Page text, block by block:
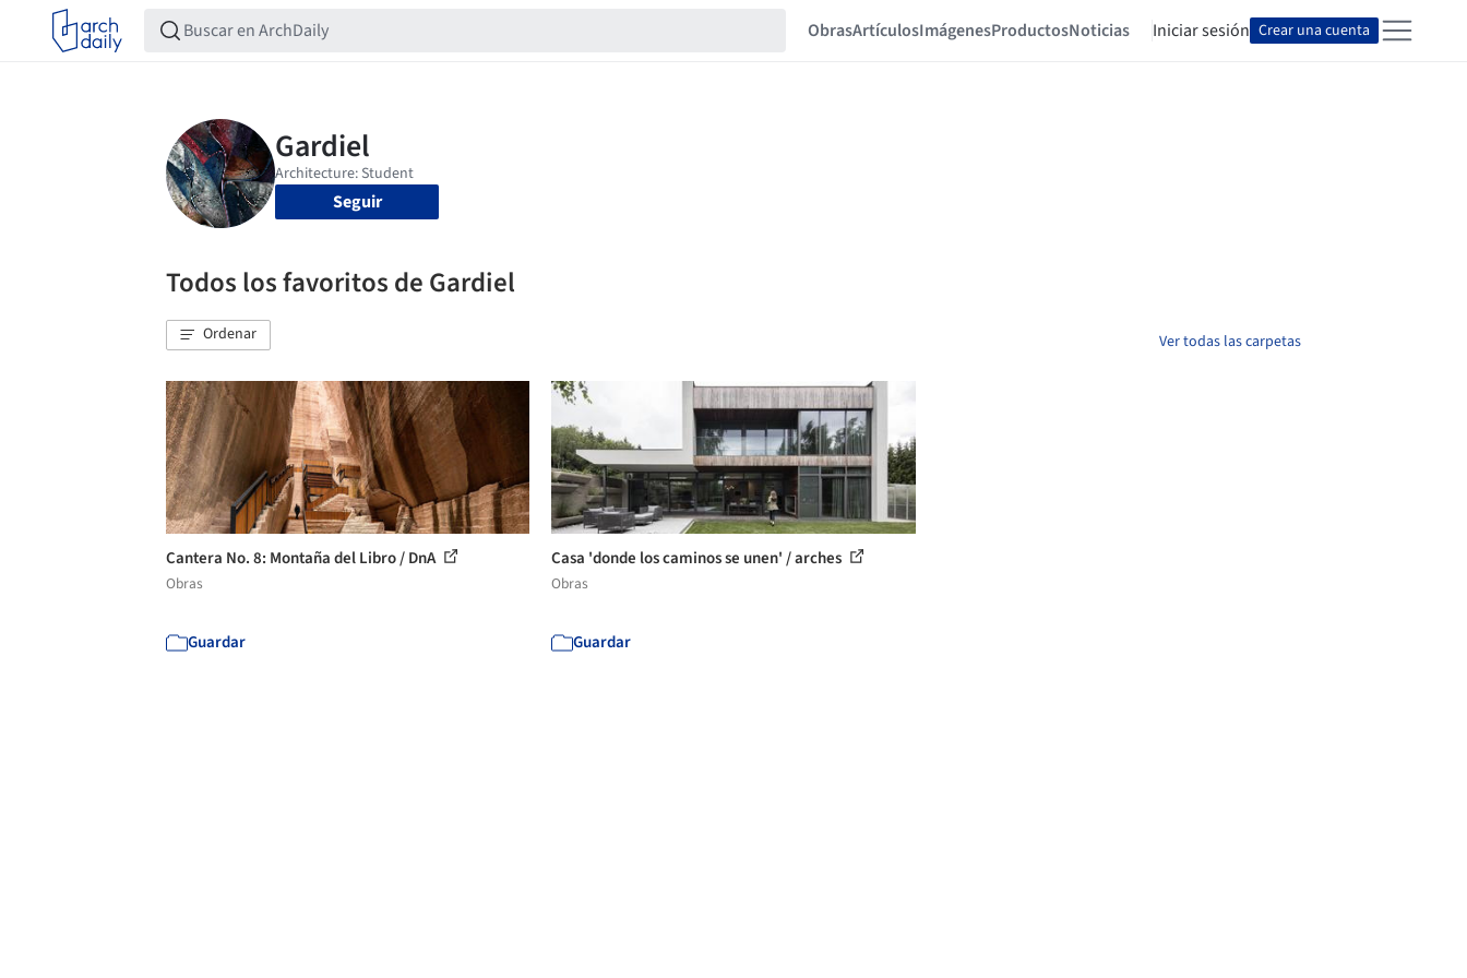
ObrasArtículosImágenesProductosNoticias Iniciar sesión Crear una cuenta
Seguir
Todos los favoritos de Gardiel
Ordenar Ver todas las carpetas
Cantera No. 8: Montaña del Libro / DnA
Obras
Guardar
Casa 'donde los caminos se unen' / arches
Obras
Guardar